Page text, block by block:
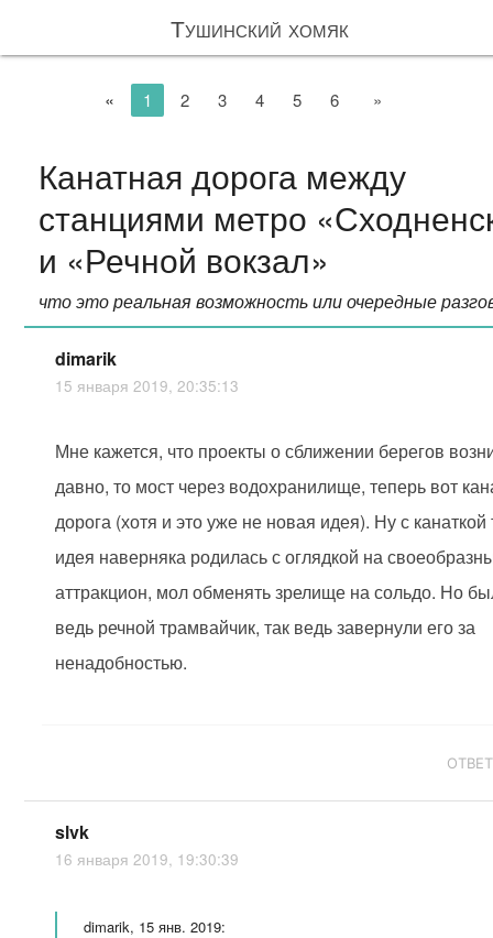
Тушинский хомяк
« 1 2 3 4 5 6 »
Канатная дорога между
станциями метро
и «Речной вокзал»
что это реальная возможность или очередные
dimarik
15 января 2019, 20:35:13
Мне кажется, что проекты о сближении берегов
давно, то мост через водохранилище, теперь вот
дорога (хотя и это уже не новая идея). Ну с канаткой
идея наверняка родилась с оглядкой на
аттракцион, мол обменять зрелище на сольдо. Но
ведь речной трамвайчик, так ведь завернули его за
ненадобностью.
slvk
16 января 2019, 19:30:39
dimarik, 15 янв. 2019: